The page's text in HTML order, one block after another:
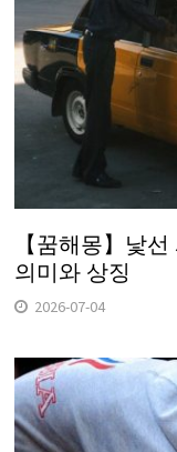
【꿈해몽】낯
의미와 상징
2026-07-04